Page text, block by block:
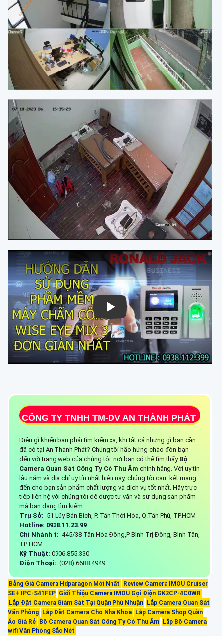
CÔNG TY TNHH TM-DV AN THÀNH PHÁT
Điều gì khiến bạn phải tìm kiếm xa, khi tất cả những gì bạn cần
đã có tại An Thành Phát? Chúng tôi hão hứng chào đón bạn
đến với trang web của chúng tôi, nơi bạn có thể tìm thấy Bộ
Camera Quan Sát Công Ty Có Thu Âm chính hãng. Với uy tín
lâu năm và địa chỉ uy tín nhất hiện nay, chúng tôi cam kết mang
đến cho bạn sản phẩm chất lượng và dịch vụ tốt nhất. Hãy trực
tiếp liên hệ với chúng tôi để được tư vấn và sử dụng sản phẩm
mà bạn đang tìm kiếm.
Trụ Sở: 51 Lũy Bán Bích, P. Tân Thới Hòa, Q.Tân Phú, TP.HCM
Hotline: 0938.11.23.99
Chi Nhánh 1: 445/38 Tân Hòa Đông,P Bình Trị Đông, Bình Tân,
TP HCM
Kỹ Thuật: 0906.855.330
Điện Thoại: (028) 6688.4949
Bảng Giá Camera Hdparagon Mới Nhất
Review Camera IMOU Cruiser
SE+ IPC-S41FEP Giới Thiệu Camera IMOU Gọi Điện GK2CP-4C0WR
Lắp Đặt Camera Giám Sát Tại Quận Phú Nhuận
Lắp Camera Quan Sát
Văn Phòng
Lắp Đặt Camera Cho Nha Khoa
Lắp Camera Shop Quần
Áo Giá Rẻ
Bộ Camera Quan Sát Công Ty Có Thu Âm
Lắp Bộ Camera
wifi Văn Phòng Sắc Nét